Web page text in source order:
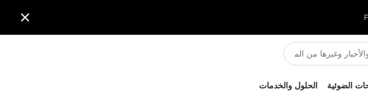

الضوئية الحلول والخدمات